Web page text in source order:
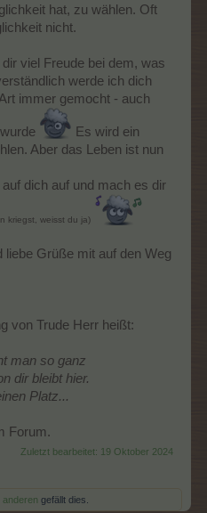
hat, zu wählen. Oft
nicht.
viel Freude bei dem, was
werde ich dich
immer gemocht - auch
Es wird ein
Aber das Leben ist nun
auf dich auf und mach es dir
kriegst, weisst du ja)
liebe Grüße mit auf den Weg
von Trude Herr heißt:​
man so ganz
dir bleibt hier.
Platz...
Forum.​
Zuletzt bearbeitet: 19 Oktober 2024
anderen gefällt dies.